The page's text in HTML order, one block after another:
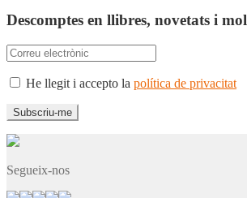
Descomptes en llibres, novetats i
He llegit i accepto la política de privacitat
Segueix-nos